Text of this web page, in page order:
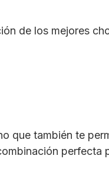
de los mejores
que también te
perfecta